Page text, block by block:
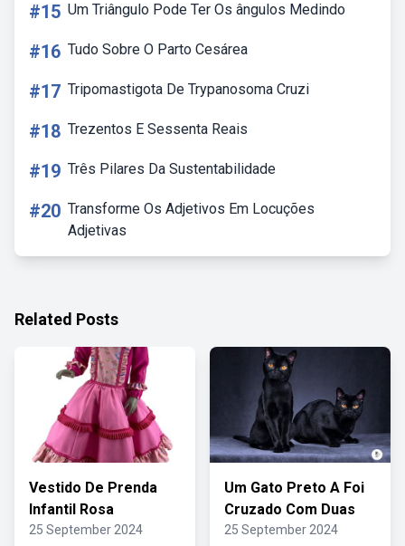
#15 Um Triângulo Pode Ter Os ângulos Medindo
#16 Tudo Sobre O Parto Cesárea
#17 Tripomastigota De Trypanosoma Cruzi
#18 Trezentos E Sessenta Reais
#19 Três Pilares Da Sustentabilidade
#20 Transforme Os Adjetivos Em Locuções
Adjetivas
Related Posts
Vestido De Prenda
Infantil Rosa
25 September 2024
Um Gato Preto A Foi
Cruzado Com Duas
25 September 2024